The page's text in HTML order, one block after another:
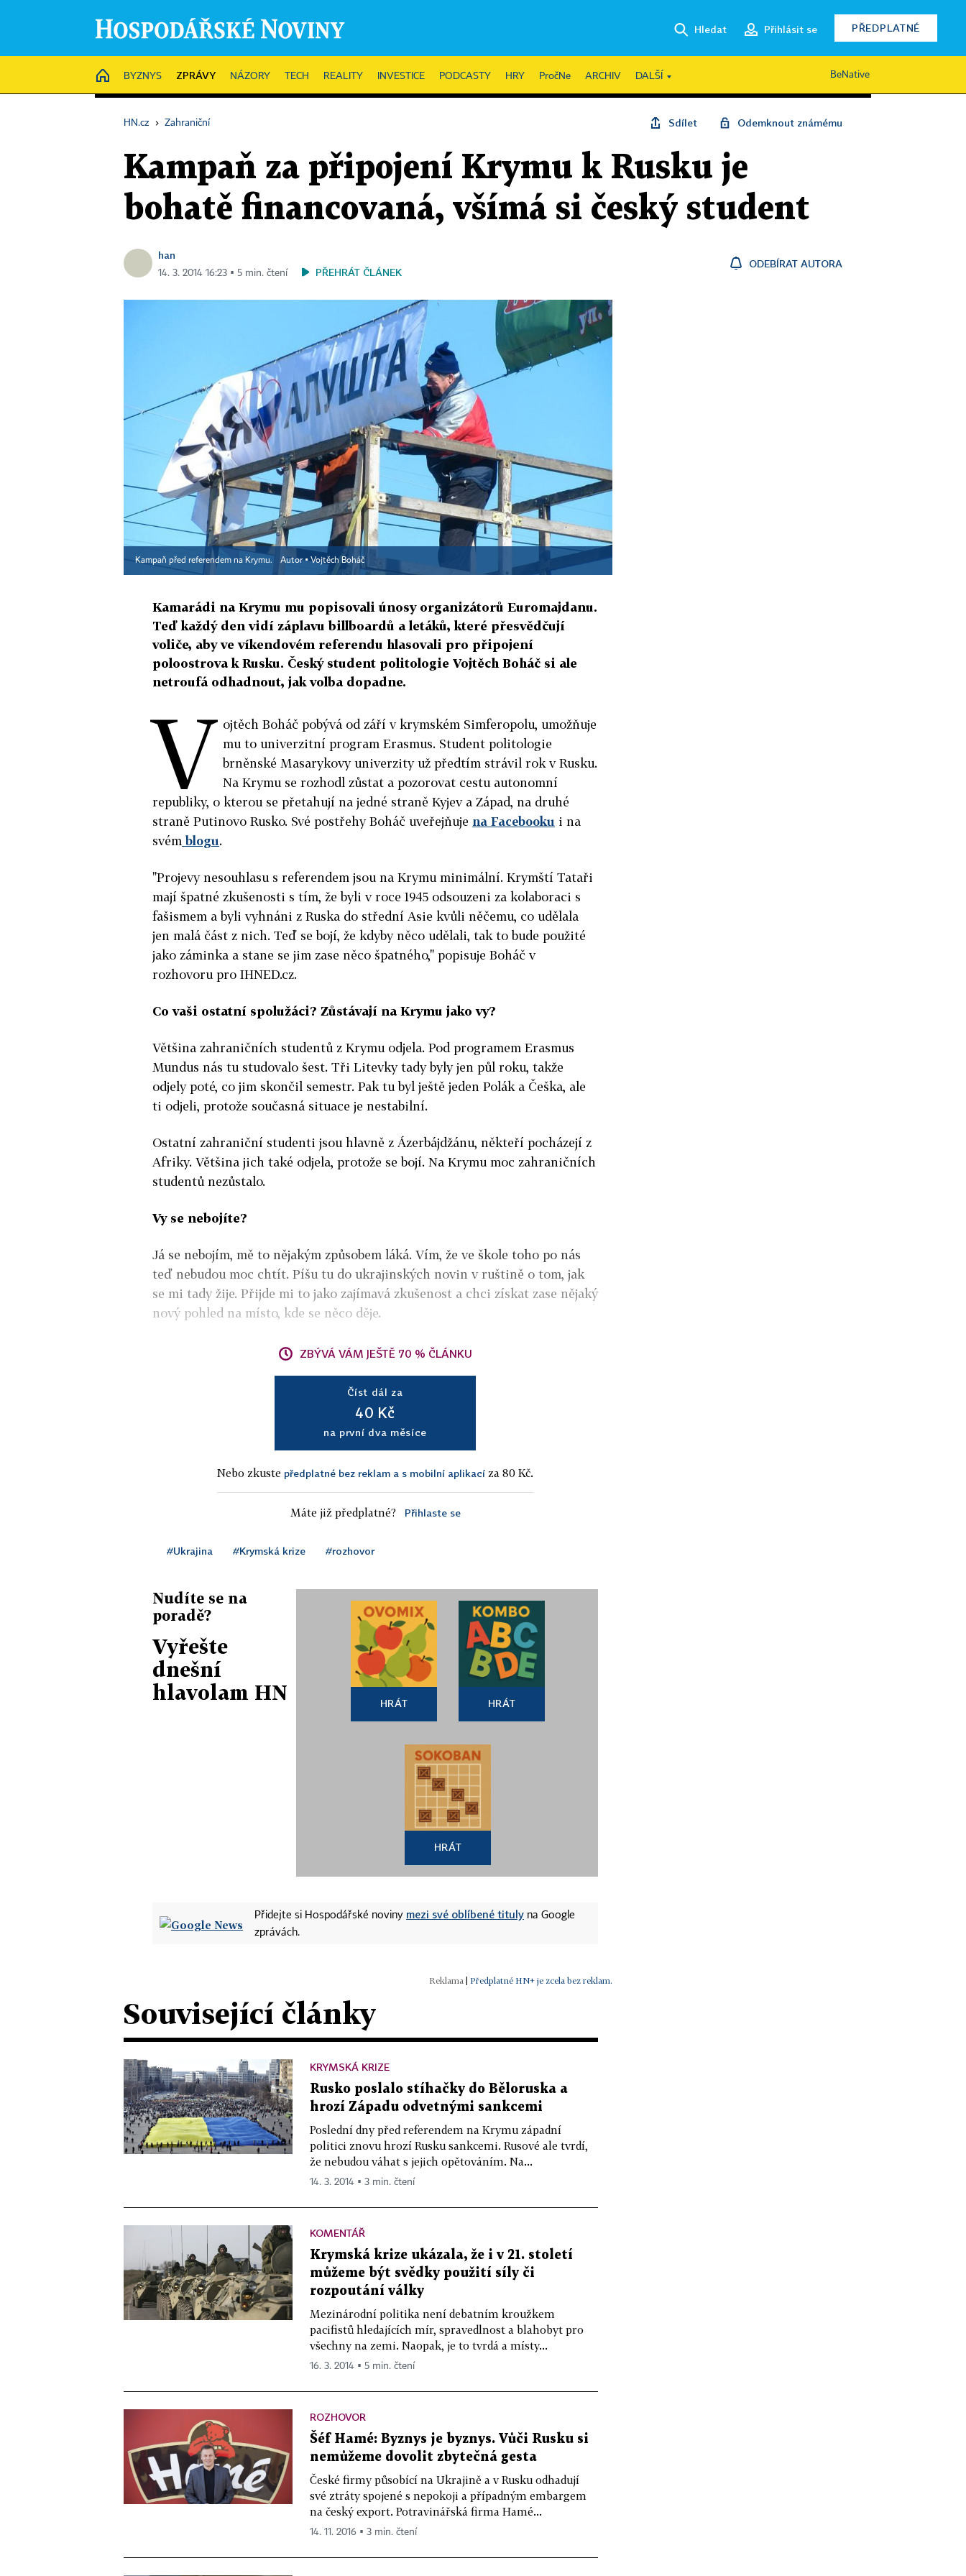
Hledat Přihlásit se PŘEDPLATNÉ
HOME
BYZNYS ZPRÁVY NÁZORY TECH REALITY INVESTICE PODCASTY HRY PročNe ARCHIV DALŠÍ BeNative
HN.cz › Zahraniční Sdílet Odemknout známému
Kampaň za připojení Krymu k Rusku je
bohatě financovaná, všímá si český student
han
14. 3. 2014 16:23 ▪ 5 min. čtení PŘEHRÁT ČLÁNEK
ODEBÍRAT AUTORA
Kampaň před referendem na Krymu. Autor ▪Vojtěch Boháč
Kamarádi na Krymu mu popisovali únosy organizátorů Euromajdanu.
Teď každý den vidí záplavu billboardů a letáků, které přesvědčují
voliče, aby ve víkendovém referendu hlasovali pro připojení
poloostrova k Rusku. Český student politologie Vojtěch Boháč si ale
netroufá odhadnout, jak volba dopadne.
V ojtěch Boháč pobývá od září v krymském Simferopolu, umožňuje
mu to univerzitní program Erasmus. Student politologie
brněnské Masarykovy univerzity už předtím strávil rok v Rusku.
Na Krymu se rozhodl zůstat a pozorovat cestu autonomní
republiky, o kterou se přetahují na jedné straně Kyjev a Západ, na druhé
straně Putinovo Rusko. Své postřehy Boháč uveřejňuje na Facebooku i na
svém blogu.
"Projevy nesouhlasu s referendem jsou na Krymu minimální. Krymští Tataři
mají špatné zkušenosti s tím, že byli v roce 1945 odsouzeni za kolaboraci s
fašismem a byli vyhnáni z Ruska do střední Asie kvůli něčemu, co udělala
jen malá část z nich. Teď se bojí, že kdyby něco udělali, tak to bude použité
jako záminka a stane se jim zase něco špatného," popisuje Boháč v
rozhovoru pro IHNED.cz.
Co vaši ostatní spolužáci? Zůstávají na Krymu jako vy?
Většina zahraničních studentů z Krymu odjela. Pod programem Erasmus
Mundus nás tu studovalo šest. Tři Litevky tady byly jen půl roku, takže
odjely poté, co jim skončil semestr. Pak tu byl ještě jeden Polák a Češka, ale
ti odjeli, protože současná situace je nestabilní.
Ostatní zahraniční studenti jsou hlavně z Ázerbájdžánu, někteří pocházejí z
Afriky. Většina jich také odjela, protože se bojí. Na Krymu moc zahraničních
studentů nezůstalo.
Vy se nebojíte?
Já se nebojím, mě to nějakým způsobem láká. Vím, že ve škole toho po nás
teď nebudou moc chtít. Píšu tu do ukrajinských novin v ruštině o tom, jak
se mi tady žije. Přijde mi to jako zajímavá zkušenost a chci získat zase nějaký
nový pohled na místo, kde se něco děje.
ZBÝVÁ VÁM JEŠTĚ 70 % ČLÁNKU
Číst dál za
40 Kč
na první dva měsíce
Nebo zkuste předplatné bez reklam a s mobilní aplikací za 80 Kč.
Máte již předplatné? Přihlaste se
#Ukrajina #Krymská krize #rozhovor
Nudíte se na
poradě?
Vyřešte
dnešní
hlavolam HN
HRÁT HRÁT
HRÁT
Přidejte si Hospodářské noviny mezi své oblíbené tituly na Google
zprávách.
| Předplatné HN+ je zcela bez reklam.
Související články
KRYMSKÁ KRIZE
Rusko poslalo stíhačky do Běloruska a
hrozí Západu odvetnými sankcemi
Poslední dny před referendem na Krymu západní
politici znovu hrozí Rusku sankcemi. Rusové ale tvrdí,
že nebudou váhat s jejich opětováním. Na...
14. 3. 2014 ▪ 3 min. čtení
KOMENTÁŘ
Krymská krize ukázala, že i v 21. století
můžeme být svědky použití síly či
rozpoutání války
Mezinárodní politika není debatním kroužkem
pacifistů hledajících mír, spravedlnost a blahobyt pro
všechny na zemi. Naopak, je to tvrdá a místy...
16. 3. 2014 ▪ 5 min. čtení
ROZHOVOR
Šéf Hamé: Byznys je byznys. Vůči Rusku si
nemůžeme dovolit zbytečná gesta
České firmy působící na Ukrajině a v Rusku odhadují
své ztráty spojené s nepokoji a případným embargem
na český export. Potravinářská firma Hamé...
14. 11. 2016 ▪ 3 min. čtení